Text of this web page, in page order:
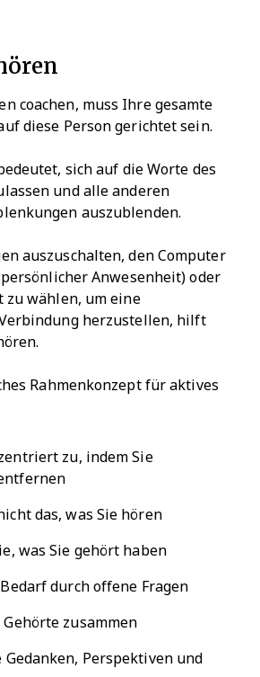
coachen, muss Ihre gesamte
diese Person gerichtet sein.
sich auf die Worte des
und alle anderen
auszublenden.
auszuschalten, den Computer
Anwesenheit) oder
zu wählen, um eine
herzustellen, hilft
Rahmenkonzept für aktives
zu, indem Sie
das, was Sie hören
was Sie gehört haben
durch offene Fragen
Gehörte zusammen
Perspektiven und